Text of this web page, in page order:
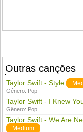
Outras canções
Taylor Swift - Style
Gênero: Pop
Taylor Swift - I Knew
Gênero: Pop
Taylor Swift - We Are
Medium